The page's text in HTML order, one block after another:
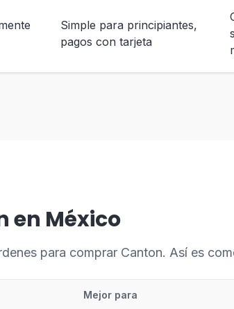
Simple para principiantes,
pagos con tarjeta
en México
para comprar Canton. Así es
Mejor para